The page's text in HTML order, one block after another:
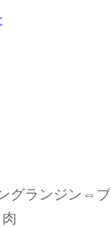
グランジン⇔